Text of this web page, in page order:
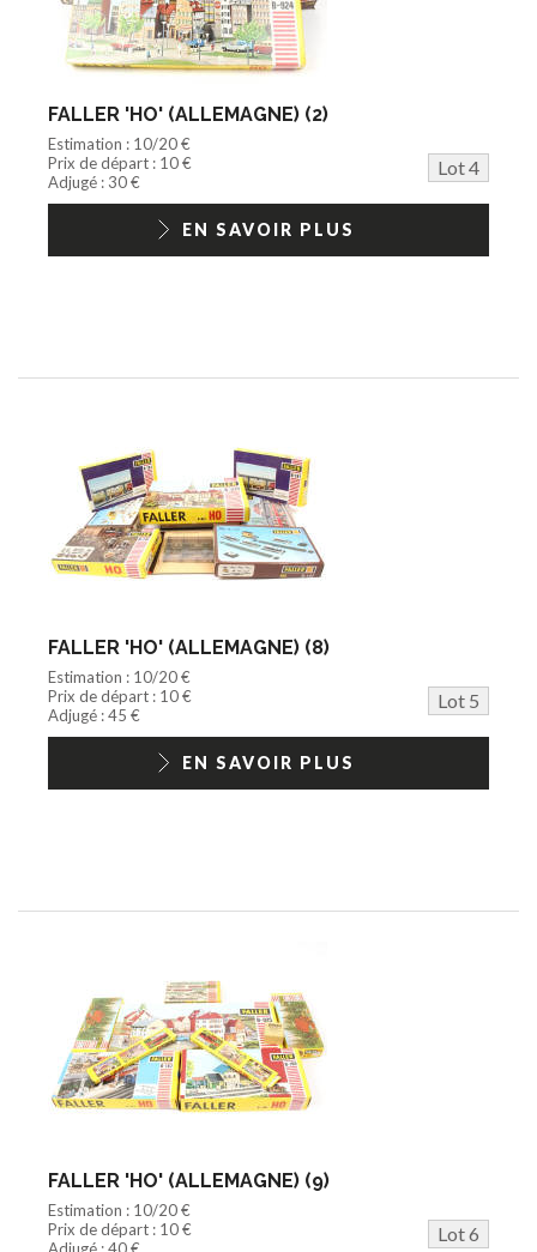
FALLER 'HO' (ALLEMAGNE) (2)
Estimation : 10/20 €
Prix de départ : 10 €
Lot 4
Adjugé : 30 €
EN SAVOIR PLUS
FALLER 'HO' (ALLEMAGNE) (8)
Estimation : 10/20 €
Prix de départ : 10 €
Lot 5
Adjugé : 45 €
EN SAVOIR PLUS
FALLER 'HO' (ALLEMAGNE) (9)
Estimation : 10/20 €
Prix de départ : 10 €
Lot 6
Adjugé : 40 €